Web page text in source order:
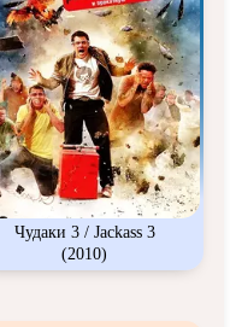
Чудаки 3 / Jackass 3
(2010)